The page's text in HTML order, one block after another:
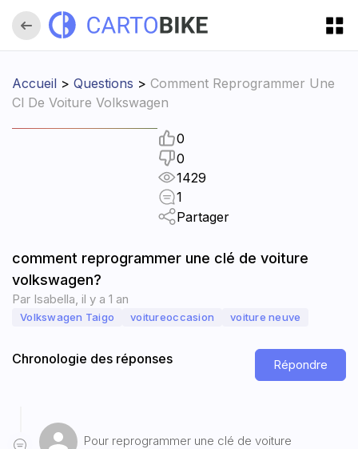
Accueil > Questions > Comment Reprogrammer Une
Cl De Voiture Volkswagen
0
0
1429
1
Partager
comment reprogrammer une clé de voiture
volkswagen?
Par Isabella il y a 1 an
Volkswagen Taigo voitureoccasion voiture neuve
Chronologie des réponses Répondre
Pour reprogrammer une clé de voiture